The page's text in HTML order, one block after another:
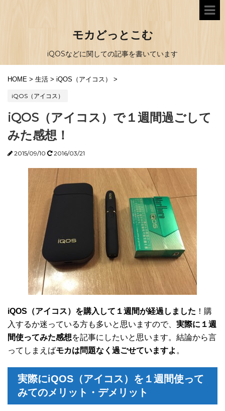
モカどっとこむ
iQOSなどに関しての記事を書いています
HOME > 生活 > iQOS（アイコス） >
iQOS（アイコス）
iQOS（アイコス）で１週間過ごして
みた感想！
2015/09/10 2016/03/21
iQOS（アイコス）を購入して１週間が経過しました ！購
入するか迷っている方も多いと思いますので、 実際に１週
間使ってみた感想を記事にしたいと思います。結論から言
ってしまえばモカは問題なく過ごせていますよ 。
実際にiQOS（アイコス）を１週間使って
みてのメリット・デメリット